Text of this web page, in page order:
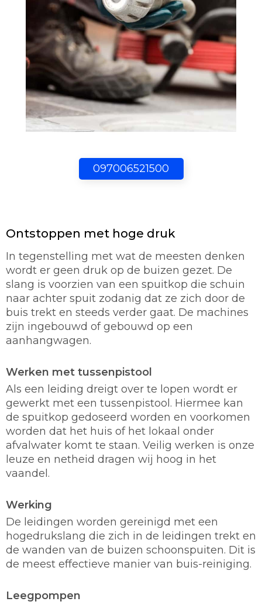
097006521500
Ontstoppen met hoge druk
In tegenstelling met wat de meesten denken
wordt er geen druk op de buizen gezet. De
slang is voorzien van een spuitkop die schuin
naar achter spuit zodanig dat ze zich door de
buis trekt en steeds verder gaat. De machines
zijn ingebouwd of gebouwd op een
aanhangwagen.
Werken met tussenpistool
Als een leiding dreigt over te lopen wordt er
gewerkt met een tussenpistool. Hiermee kan
de spuitkop gedoseerd worden en voorkomen
worden dat het huis of het lokaal onder
afvalwater komt te staan. Veilig werken is onze
leuze en netheid dragen wij hoog in het
vaandel.
Werking
De leidingen worden gereinigd met een
hogedrukslang die zich in de leidingen trekt en
de wanden van de buizen schoonspuiten. Dit is
de meest effectieve manier van buis-reiniging.
Leegpompen